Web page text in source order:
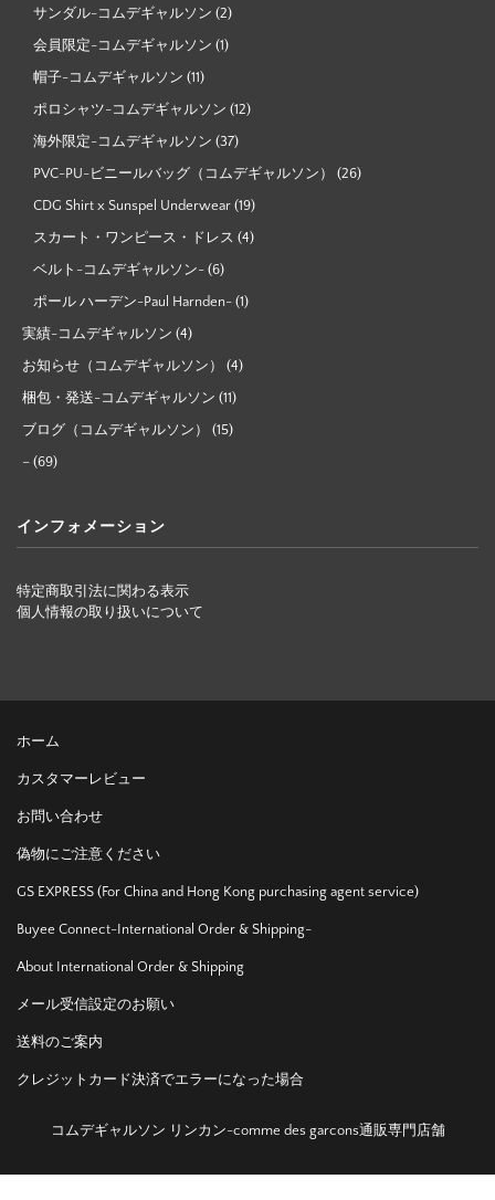
サンダル-コムデギャルソン (2)
会員限定-コムデギャルソン (1)
帽子-コムデギャルソン (11)
ポロシャツ-コムデギャルソン (12)
海外限定-コムデギャルソン (37)
PVC-PU-ビニールバッグ（コムデギャルソン） (26)
CDG Shirt x Sunspel Underwear (19)
スカート・ワンピース・ドレス (4)
ベルト-コムデギャルソン- (6)
ポール ハーデン-Paul Harnden- (1)
実績-コムデギャルソン (4)
お知らせ（コムデギャルソン） (4)
梱包・発送-コムデギャルソン (11)
ブログ（コムデギャルソン） (15)
– (69)
インフォメーション
特定商取引法に関わる表示
個人情報の取り扱いについて
ホーム
カスタマーレビュー
お問い合わせ
偽物にご注意ください
GS EXPRESS (For China and Hong Kong purchasing agent service)
Buyee Connect-International Order & Shipping-
About International Order & Shipping
メール受信設定のお願い
送料のご案内
クレジットカード決済でエラーになった場合
コムデギャルソン リンカン-comme des garcons通販専門店舗